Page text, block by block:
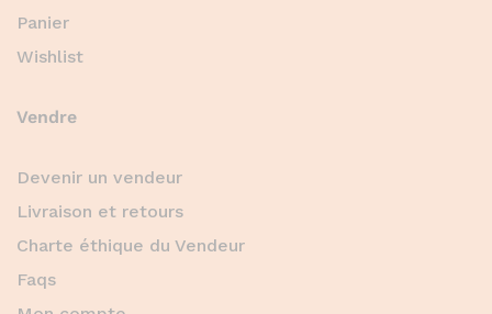
Panier
Wishlist
Vendre
Devenir un vendeur
Livraison et retours
Charte éthique du Vendeur
Faqs